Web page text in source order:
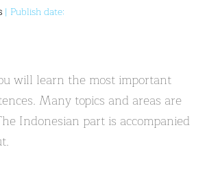
| Publish date:
will learn the most important
Many topics and areas are
Indonesian part is accompanied